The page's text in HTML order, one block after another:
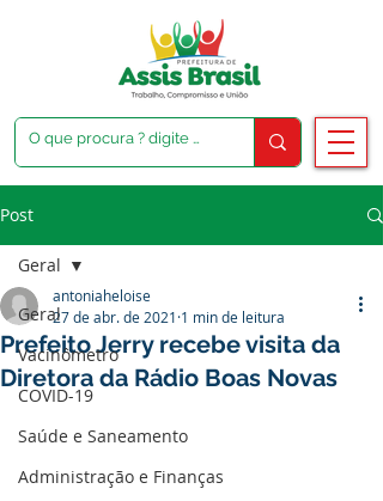
Post
Geral
Vacinômetro
COVID-19
Saúde e Saneamento
Administração e Finanças
Geral
Prefeito Jerry recebe visita da
Diretora da Rádio Boas Novas
antoniaheloise
27 de abr. de 2021 1 min de leitura